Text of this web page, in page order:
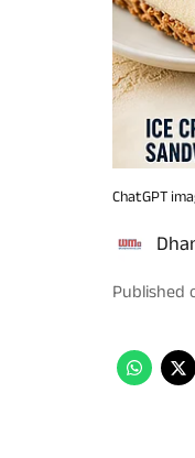
ChatGPT
Published